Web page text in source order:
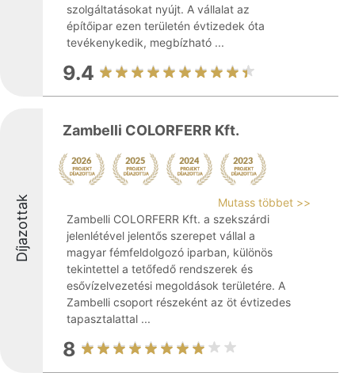
szolgáltatásokat nyújt. A vállalat az
építőipar ezen területén évtizedek óta
tevékenykedik, megbízható ...
9.4
Díjazottak
Zambelli COLORFERR Kft.
Mutass többet >>
Zambelli COLORFERR Kft. a szekszárdi
jelenlétével jelentős szerepet vállal a
magyar fémfeldolgozó iparban, különös
tekintettel a tetőfedő rendszerek és
esővízelvezetési megoldások területére. A
Zambelli csoport részeként az öt évtizedes
tapasztalattal ...
8